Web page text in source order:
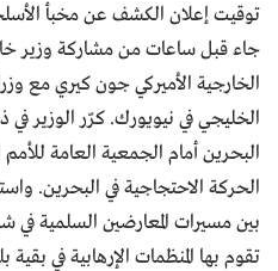
توقيت إعلان الكشف عن مخبأ
جاء قبل ساعات من مشاركة وزير
الخارجية الأميركي جون كيري مع
الخليجي في نيويورك. كرّر الوزير
البحرين أمام الجمعية العامة للأمم
الحركة الاحتجاجية في البحرين.
بين مسيرات المعارضين السلمية في
تقوم بها المنظمات الإرهابية في